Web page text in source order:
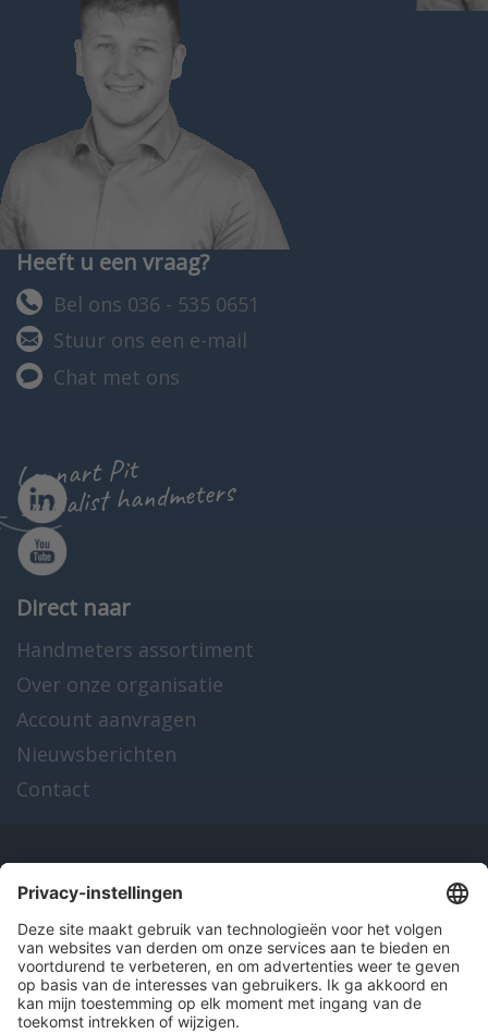
Heeft u een vraag?
Bel ons 036 - 535 0651
Stuur ons een e-mail
Chat met ons
Lennart Pit
specialist handmeters
Direct naar
Handmeters assortiment
Over onze organisatie
Account aanvragen
Nieuwsberichten
Contact
Onze producten
en diensten
Over Hitma
Algemene voorwaarden Disclaimer
Colofon